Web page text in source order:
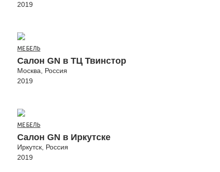
2019
МЕБЕЛЬ
Салон GN в ТЦ Твинстор
Москва, Россия
2019
МЕБЕЛЬ
Салон GN в Иркутске
Иркутск, Россия
2019